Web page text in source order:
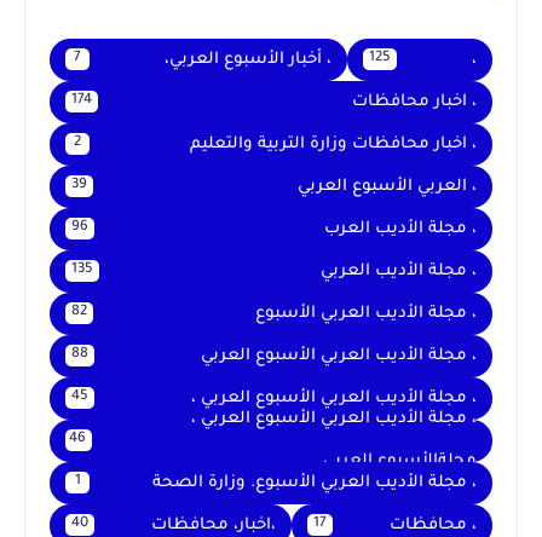
، 125 ، أخبار الأسبوع العربي، 7
، اخبار محافظات 174
، اخبار محافظات وزارة التربية والتعليم 2
، العربي الأسبوع العربي 39
، مجلة الأديب العرب 96
، مجلة الأديب العربي 135
، مجلة الأديب العربي الأسبوع 82
، مجلة الأديب العربي الأسبوع العربي 88
، مجلة الأديب العربي الأسبوع العربي ، 45
، مجلة الأديب العربي الأسبوع العربي ،
مجلةالأسبوع العربي
46
، مجلة الأديب العربي الأسبوع. وزارة الصحة 1
، محافظات 17 ،اخبار، محافظات 40